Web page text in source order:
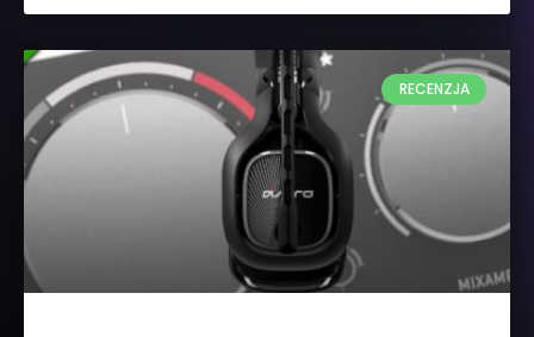
RECENZJA